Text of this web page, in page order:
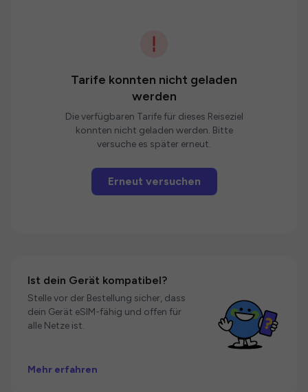
Tarife konnten nicht geladen
werden
Die verfügbaren Tarife für dieses Reiseziel
konnten nicht geladen werden. Bitte
versuche es später erneut.
Erneut versuchen
Ist dein Gerät kompatibel?
Stelle vor der Bestellung sicher, dass
dein Gerät eSIM-fähig und offen für
alle Netze ist.
Mehr erfahren